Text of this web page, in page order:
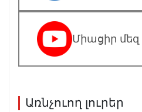
Միացիր մեզ
Առնչուող լուրեր